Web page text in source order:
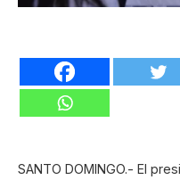
SANTO DOMINGO.- El